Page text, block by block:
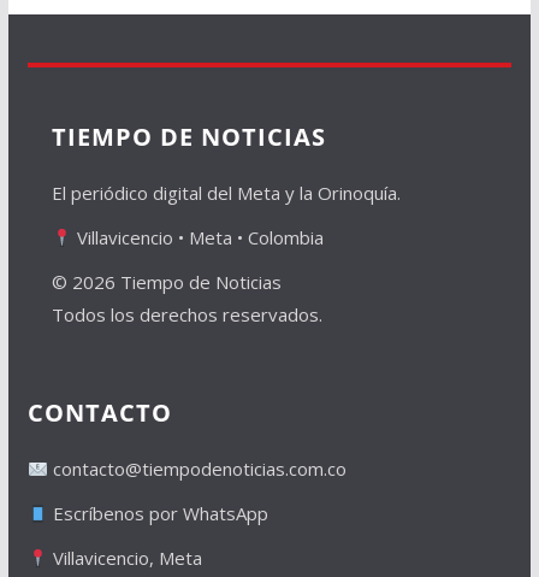
TIEMPO DE NOTICIAS
El periódico digital del Meta y la Orinoquía.
Villavicencio • Meta • Colombia
© 2026 Tiempo de Noticias
Todos los derechos reservados.
CONTACTO
contacto@tiempodenoticias.com.co
Escríbenos por WhatsApp
Villavicencio, Meta